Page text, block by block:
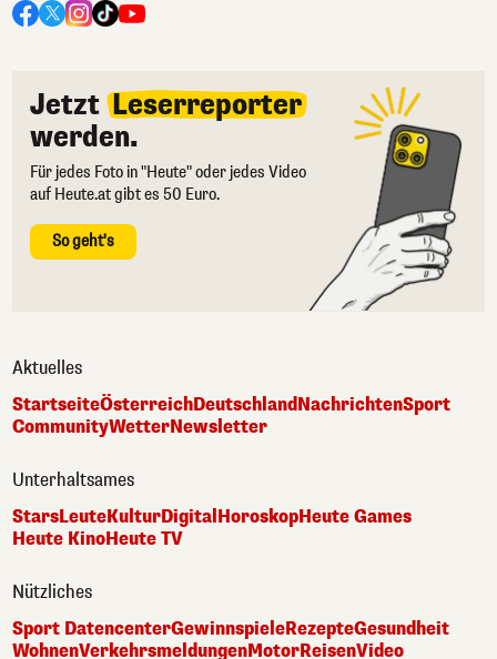
Jetzt Leserreporter
werden.
Für jedes Foto in "Heute" oder jedes Video
auf Heute.at gibt es 50 Euro.
So geht's
Aktuelles
StartseiteÖsterreichDeutschlandNachrichtenSport
CommunityWetterNewsletter
Unterhaltsames
StarsLeuteKulturDigitalHoroskopHeute Games
Heute KinoHeute TV
Nützliches
Sport DatencenterGewinnspieleRezepteGesundheit
WohnenVerkehrsmeldungenMotorReisenVideo